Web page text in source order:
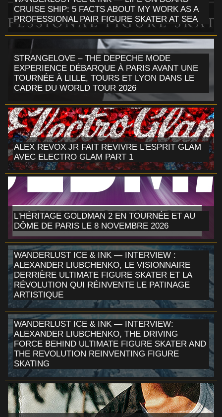
CRUISE SHIP: 5 FACTS ABOUT MY WORK AS A
PROFESSIONAL PAIR FIGURE SKATER AT SEA
STRANGELOVE – THE DEPECHE MODE
EXPERIENCE DÉBARQUE À PARIS AVANT UNE
TOURNÉE À LILLE, TOURS ET LYON DANS LE
CADRE DU WORLD TOUR 2026
ALEX REVOX JR FAIT REVIVRE L'ESPRIT GLAM
AVEC ELECTRO GLAM PART 1
L'HÉRITAGE GOLDMAN 2 EN TOURNÉE ET AU
DÔME DE PARIS LE 8 NOVEMBRE 2026
WANDERLUST ICE & INK — INTERVIEW :
ALEXANDER LIUBCHENKO, LE VISIONNAIRE
DERRIÈRE ULTIMATE FIGURE SKATER ET LA
RÉVOLUTION QUI RÉINVENTE LE PATINAGE
ARTISTIQUE
WANDERLUST ICE & INK — INTERVIEW:
ALEXANDER LIUBCHENKO, THE DRIVING
FORCE BEHIND ULTIMATE FIGURE SKATER AND
THE REVOLUTION REINVENTING FIGURE
SKATING